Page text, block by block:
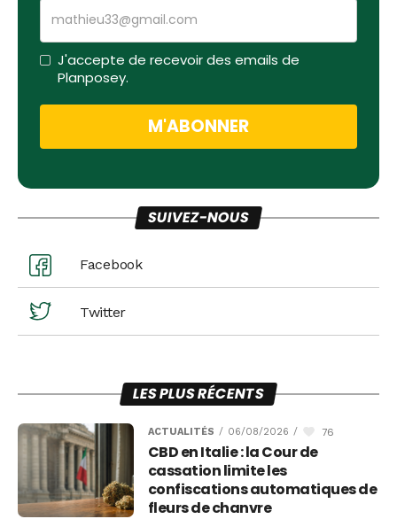
J'accepte de recevoir des emails de
Planposey.
SUIVEZ-NOUS
Facebook
Twitter
LES PLUS RÉCENTS
ACTUALITÉS / 06/08/2026 / 76
CBD en Italie : la Cour de
cassation limite les
confiscations automatiques de
fleurs de chanvre